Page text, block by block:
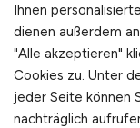
Wirkung nur
und
Ein
andere
mit mehreren
Ihnen
dienen außerdem
"Alle akzeptieren"
Cookies zu. Unter
jeder Seite können
nachträglich